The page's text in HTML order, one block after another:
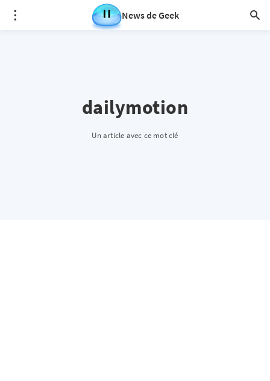
News de Geek
dailymotion
Un article avec ce mot clé